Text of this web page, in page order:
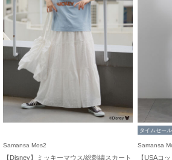
Samansa Mos2
【Disney】ミッキーマウス/総刺繍スカート
タイムセー
Samansa
【USAコ